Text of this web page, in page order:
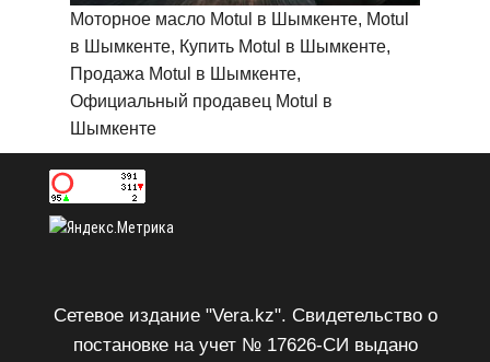
Моторное масло Motul в Шымкенте, Motul
в Шымкенте, Купить Motul в Шымкенте,
Продажа Motul в Шымкенте,
Официальный продавец Motul в
Шымкенте
Сетевое издание "Vera.kz". Свидетельство о
постановке на учет № 17626-СИ выдано